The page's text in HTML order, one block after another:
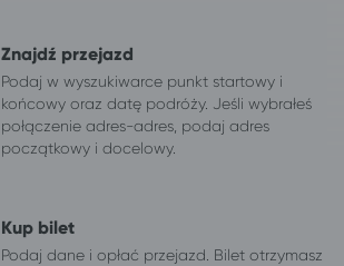
Znajdź przejazd
Podaj w wyszukiwarce punkt startowy i
końcowy oraz datę podróży. Jeśli wybrałeś
połączenie adres-adres, podaj adres
początkowy i docelowy.
Kup bilet
Podaj dane i opłać przejazd. Bilet otrzymasz